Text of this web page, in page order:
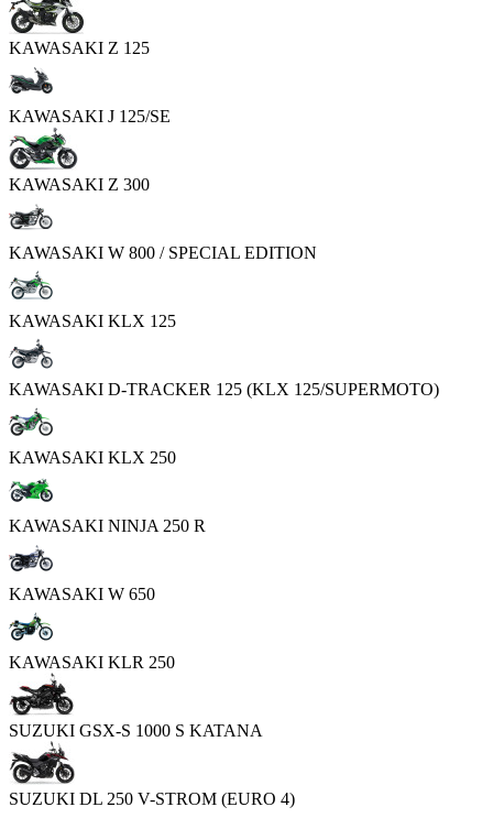
KAWASAKI Z 125
KAWASAKI J 125/SE
KAWASAKI Z 300
KAWASAKI W 800 / SPECIAL EDITION
KAWASAKI KLX 125
KAWASAKI D-TRACKER 125 (KLX 125/SUPERMOTO)
KAWASAKI KLX 250
KAWASAKI NINJA 250 R
KAWASAKI W 650
KAWASAKI KLR 250
SUZUKI GSX-S 1000 S KATANA
SUZUKI DL 250 V-STROM (EURO 4)